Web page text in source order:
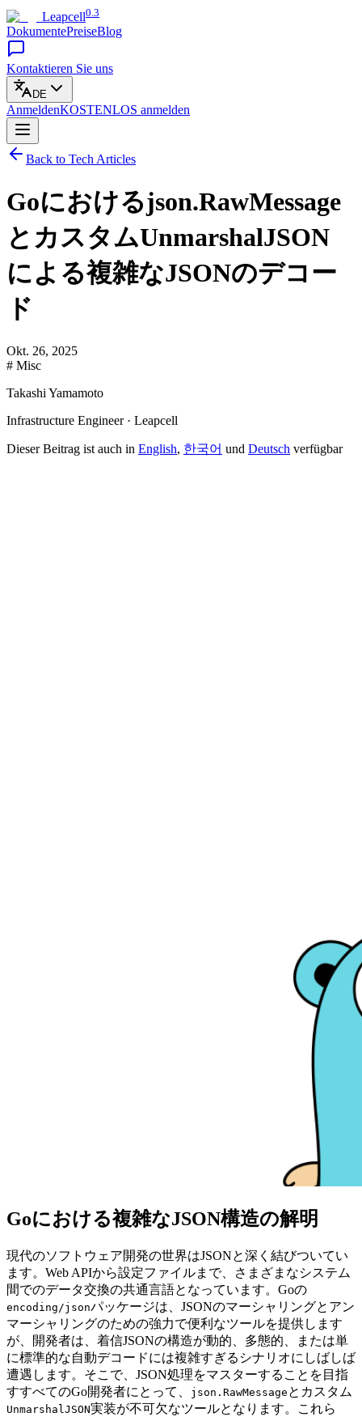
Leapcell0.3
DokumentePreiseBlog
Kontaktieren Sie uns
DE
AnmeldenKOSTENLOS anmelden
Back to Tech Articles
Goにおけるjson.RawMessage
とカスタムUnmarshalJSON
による複雑なJSONのデコー
ド
Okt. 26, 2025
# Misc
Takashi Yamamoto
Infrastructure Engineer · Leapcell
Dieser Beitrag ist auch in English, 한국어 und Deutsch verfügbar
Goにおける複雑なJSON構造の解明
現代のソフトウェア開発の世界はJSONと深く結びついてい
ます。Web APIから設定ファイルまで、さまざまなシステム
間でのデータ交換の共通言語となっています。Goの
encoding/jsonパッケージは、JSONのマーシャリングとアン
マーシャリングのための強力で便利なツールを提供します
が、開発者は、着信JSONの構造が動的、多態的、または単
に標準的な自動デコードには複雑すぎるシナリオにしばしば
遭遇します。そこで、JSON処理をマスターすることを目指
すすべてのGo開発者にとって、
json.RawMessage とカスタム
UnmarshalJSON実装が不可欠なツールとなります。これら